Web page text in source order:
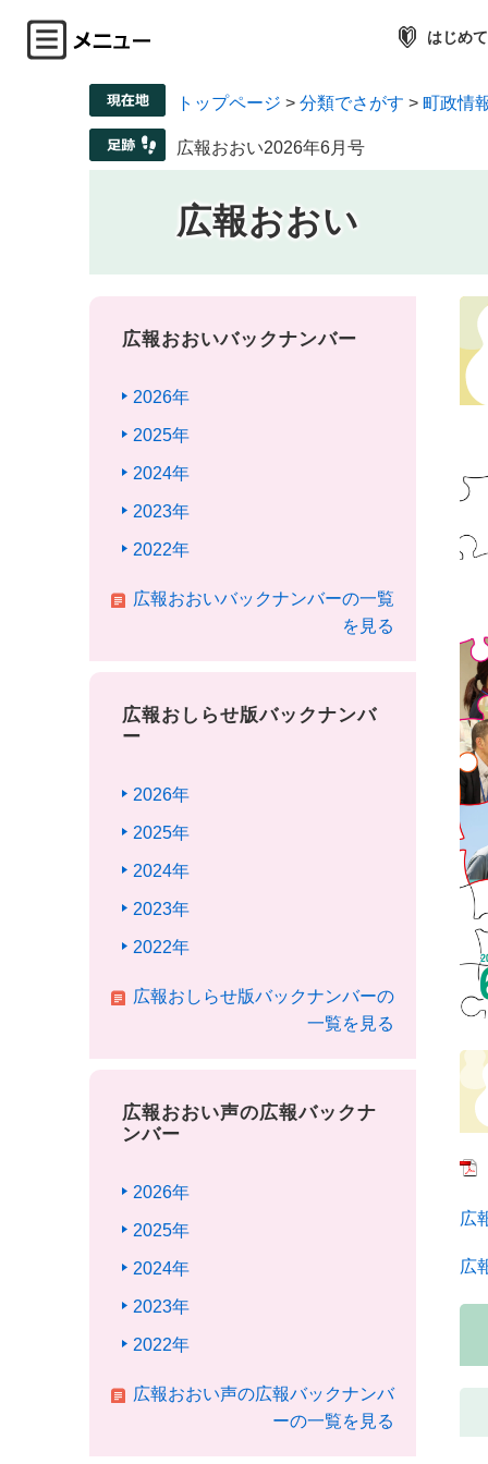
はじめ
トップページ > 分類でさがす > 町政情
広報おおい2026年6月号
広報おおい
広報おおいバックナンバー
2026年
2025年
2024年
2023年
2022年
広報おおいバックナンバーの一覧
を見る
広報おしらせ版バックナンバ
ー
2026年
2025年
2024年
2023年
2022年
広報おしらせ版バックナンバーの
一覧を見る
広報おおい声の広報バックナ
ンバー
2026年
2025年
2024年
2023年
2022年
広報おおい声の広報バックナンバ
ーの一覧を見る
広
広